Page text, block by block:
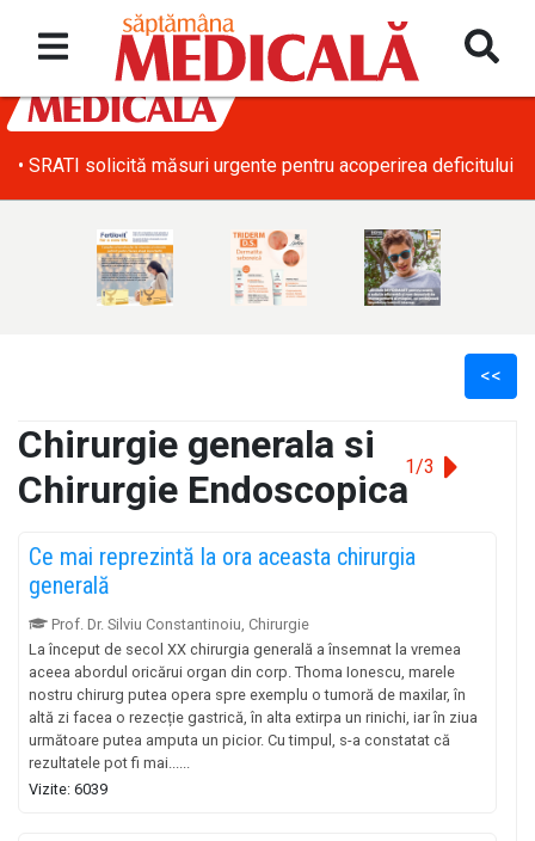
• SRATI solicită măsuri urgente pentru acoperirea deficitului
<<
Chirurgie generala si
Chirurgie Endoscopica
1/3
Ce mai reprezintă la ora aceasta chirurgia
generală
Prof. Dr. Silviu Constantinoiu, Chirurgie
La început de secol XX chirurgia generală a însemnat la vremea
aceea abordul oricărui organ din corp. Thoma Ionescu, marele
nostru chirurg putea opera spre exemplu o tumoră de maxilar, în
altă zi facea o rezecție gastrică, în alta extirpa un rinichi, iar în ziua
următoare putea amputa un picior. Cu timpul, s-a constatat că
rezultatele pot fi mai......
Vizite: 6039